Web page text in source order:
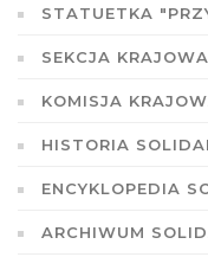
STATUETKA
SEKCJA
KOMISJA
HISTORIA
ENCYKLOPEDIA
ARCHIWUM